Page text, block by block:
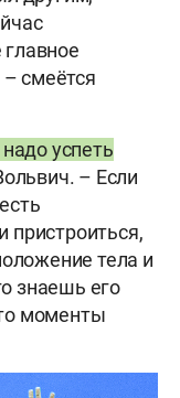
– смеётся
успеть
– Если
пристроиться,
тела и
знаешь его
моменты